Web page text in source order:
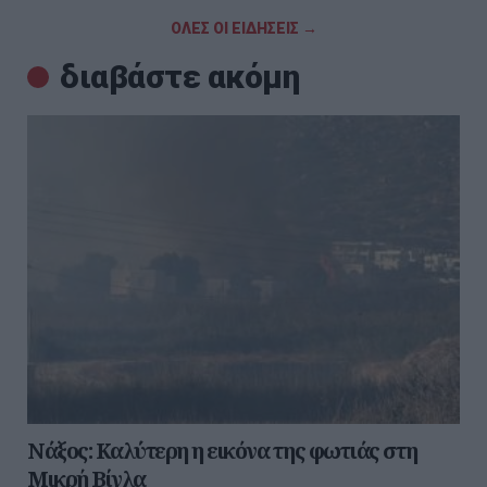
ΟΛΕΣ ΟΙ ΕΙΔΗΣΕΙΣ →
διαβάστε ακόμη
Νάξος: Καλύτερη η εικόνα της φωτιάς στη
Μικρή Βίγλα